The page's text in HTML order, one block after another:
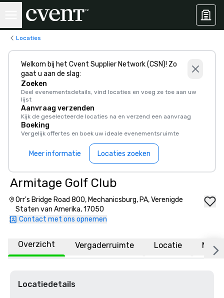
Locaties
Welkom bij het Cvent Supplier Network (CSN)! Zo
gaat u aan de slag:
Zoeken
Deel evenementsdetails, vind locaties en voeg ze toe aan uw
lijst
Aanvraag verzenden
Kijk de geselecteerde locaties na en verzend een aanvraag
Boeking
Vergelijk offertes en boek uw ideale evenementsruimte
Meer informatie Locaties zoeken
Armitage Golf Club
Orr's Bridge Road 800, Mechanicsburg, PA, Verenigde
Staten van Amerika, 17050
Contact met ons opnemen
Overzicht Vergaderruimte Locatie Meer
Locatiedetails